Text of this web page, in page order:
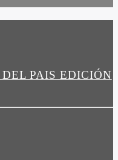
PAIS EDICIÓN